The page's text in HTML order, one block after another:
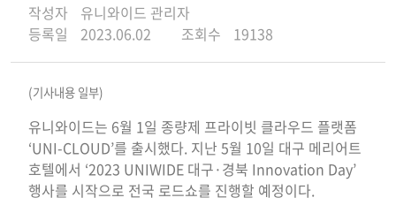
작성자
유니와이드 관리자
등록일
2023.06.02 조회수 19138
(기사내용 일부)
유니와이드는 6월 1일 종량제 프라이빗 클라우드 플랫폼
‘UNI-CLOUD’를 출시했다. 지난 5월 10일 대구 메리어트
호텔에서 ‘2023 UNIWIDE 대구·경북 Innovation Day’
행사를 시작으로 전국 로드쇼를 진행할 예정이다.